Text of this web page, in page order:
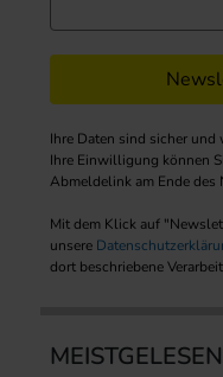
Ihre Daten sind sicher
Ihre Einwilligung können
Abmeldelink am Ende
Mit dem Klick auf
unsere
dort beschriebene
MEISTGELESEN